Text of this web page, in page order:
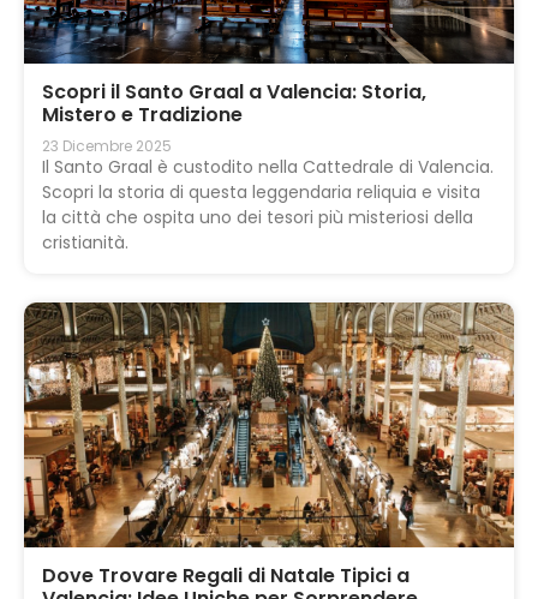
Scopri il Santo Graal a Valencia: Storia,
Mistero e Tradizione
23 Dicembre 2025
Il Santo Graal è custodito nella Cattedrale di Valencia.
Scopri la storia di questa leggendaria reliquia e visita
la città che ospita uno dei tesori più misteriosi della
cristianità.
Dove Trovare Regali di Natale Tipici a